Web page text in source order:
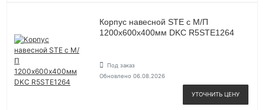
Корпус навесной STE с М/П
1200х600х400мм DKC R5STE1264
Под заказ
Обновлено 06.08.2026
УТОЧНИТЬ ЦЕНУ